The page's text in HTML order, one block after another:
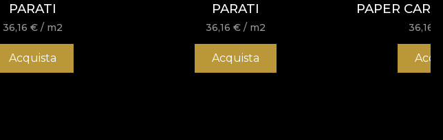
PARATI
36,16€ / m2
Acquista
PARATI
36,16€ / m2
Acquista
PAPER
36,16